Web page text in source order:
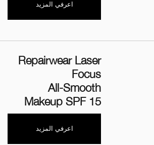
اعرفي المزيد
Repairwear Laser
Focus
All-Smooth
Makeup SPF 15
اعرفي المزيد